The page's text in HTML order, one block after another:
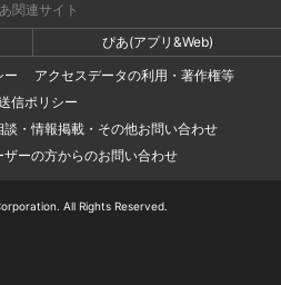
関連サイト
ぴあ(アプリ&Web)
ー
アクセスデータの利用・著作権等
信ポリシー
・情報掲載・その他お問い合わせ
ーの方からのお問い合わせ
All Rights Reserved.